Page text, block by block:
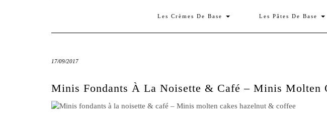
Les Crèmes De Base Les Pâtes De Base
17/09/2017
Minis Fondants À La Noisette & Café – Minis Molten